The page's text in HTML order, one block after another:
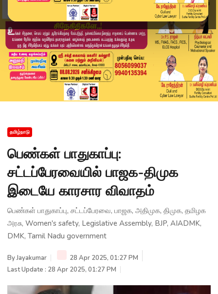
தமிழ்நாடு
பெண்கள் பாதுகாப்பு:
சட்டப்பேரவையில் பாஜக-திமுக
இடையே காரசார விவாதம்
பெண்கள் பாதுகாப்பு, சட்டப்பேரவை, பாஜக, அதிமுக, திமுக, தமிழக
அரசு, Women's safety, Legislative Assembly, BJP, AIADMK,
DMK, Tamil Nadu government
ByJayakumar
28 Apr 2025, 01:27 PM
Last Update : 28 Apr 2025, 01:27 PM